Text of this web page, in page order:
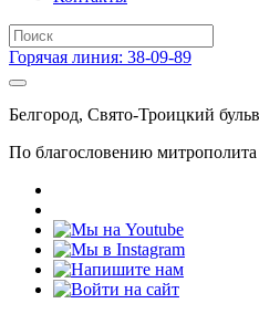
Горячая линия: 38-09-89
Белгород, Свято-Троицкий
По благословению митрополита